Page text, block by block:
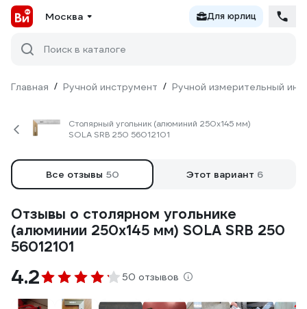
Москва Для юрлиц
Поиск в каталоге
Главная / Ручной инструмент / Ручной измерительный
Столярный угольник (алюминий 250х145 мм)
SOLA SRB 250 56012101
Все отзывы 50 Этот вариант 6
Отзывы о столярном угольнике
(алюминии 250х145 мм) SOLA SRB 250
56012101
4.2 50 отзывов